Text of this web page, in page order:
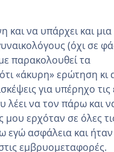
και να υπάρχει και μια
(όχι σε
παρακολουθεί τα
«άκυρη» ερώτηση κι
για υπέρηχο τις
να τον πάρω και
μου ερχόταν σε όλες
εγώ ασφάλεια και ήταν
εμβρυομεταφορές.